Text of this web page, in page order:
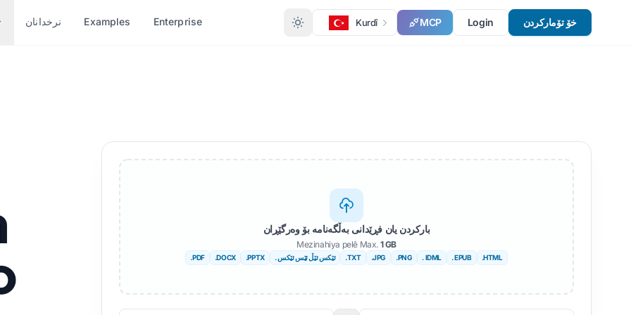
PDF ji bo TXT
XLSX bo PDF
TXT ber XLSX
JPG bo PDF
JPEG bo PDF
Tamîlî
Swêdî
Swahîlîyî
نرخدانان Examples Enterprise Kurdî MCP Login خۆ تۆمارکردن
بارکردن یان فڕێدانی بەڵگەنامە بۆ وەرگێڕان
Mezinahiya pelê Max. 1 GB
.PDF .DOCX .PPTX . ئێکس ئێڵ ئێس ئێکس .TXT .JPG .PNG . IDML . EPUB .HTML